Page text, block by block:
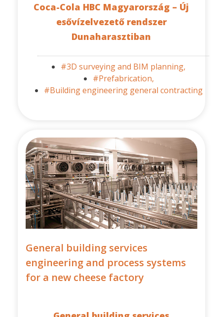
Coca-Cola HBC Magyarország – Új
esővízelvezető rendszer
Dunaharasztiban
#3D surveying and BIM planning,
#Prefabrication,
#Building engineering general contracting
General building services
engineering and process systems
for a new cheese factory